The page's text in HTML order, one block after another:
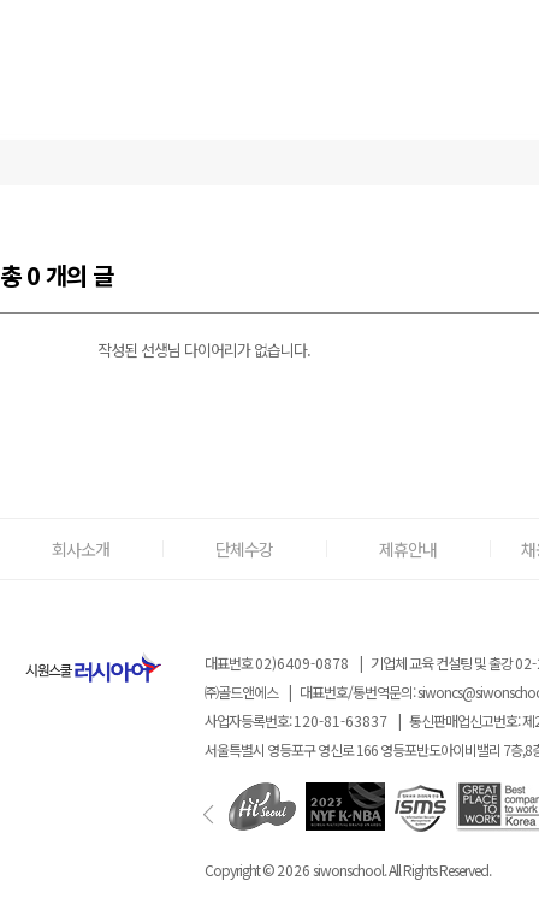
총 0 개의 글
작성된 선생님 다이어리가 없습니다.
회사소개 단체수강 제휴안내
대표번호02)6409-0878 | 기업체 교육 컨설팅 및 출강
㈜골드앤에스 | 대표번호/통번역문의:
사업자등록번호:120-81-63837 | 통신판매업신고번호: 제
서울특별시 영등포구 영신로 166 영등포반도아이비밸리 7층,8
Copyright ©2026siwonschool. All Rights Reserved.